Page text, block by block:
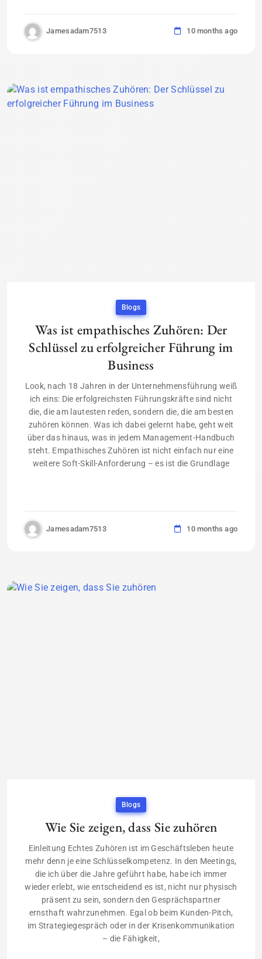
Jamesadam7513 10 months ago
Blogs
Was ist empathisches Zuhören: Der
Schlüssel zu erfolgreicher Führung im
Business
Look, nach 18 Jahren in der Unternehmensführung weiß
ich eins: Die erfolgreichsten Führungskräfte sind nicht
die, die am lautesten reden, sondern die, die am besten
zuhören können. Was ich dabei gelernt habe, geht weit
über das hinaus, was in jedem Management-Handbuch
steht. Empathisches Zuhören ist nicht einfach nur eine
weitere Soft-Skill-Anforderung – es ist die Grundlage
Jamesadam7513 10 months ago
Blogs
Wie Sie zeigen, dass Sie zuhören
Einleitung Echtes Zuhören ist im Geschäftsleben heute
mehr denn je eine Schlüsselkompetenz. In den Meetings,
die ich über die Jahre geführt habe, habe ich immer
wieder erlebt, wie entscheidend es ist, nicht nur physisch
präsent zu sein, sondern den Gesprächspartner
ernsthaft wahrzunehmen. Egal ob beim Kunden-Pitch,
im Strategiegespräch oder in der Krisenkommunikation
– die Fähigkeit,